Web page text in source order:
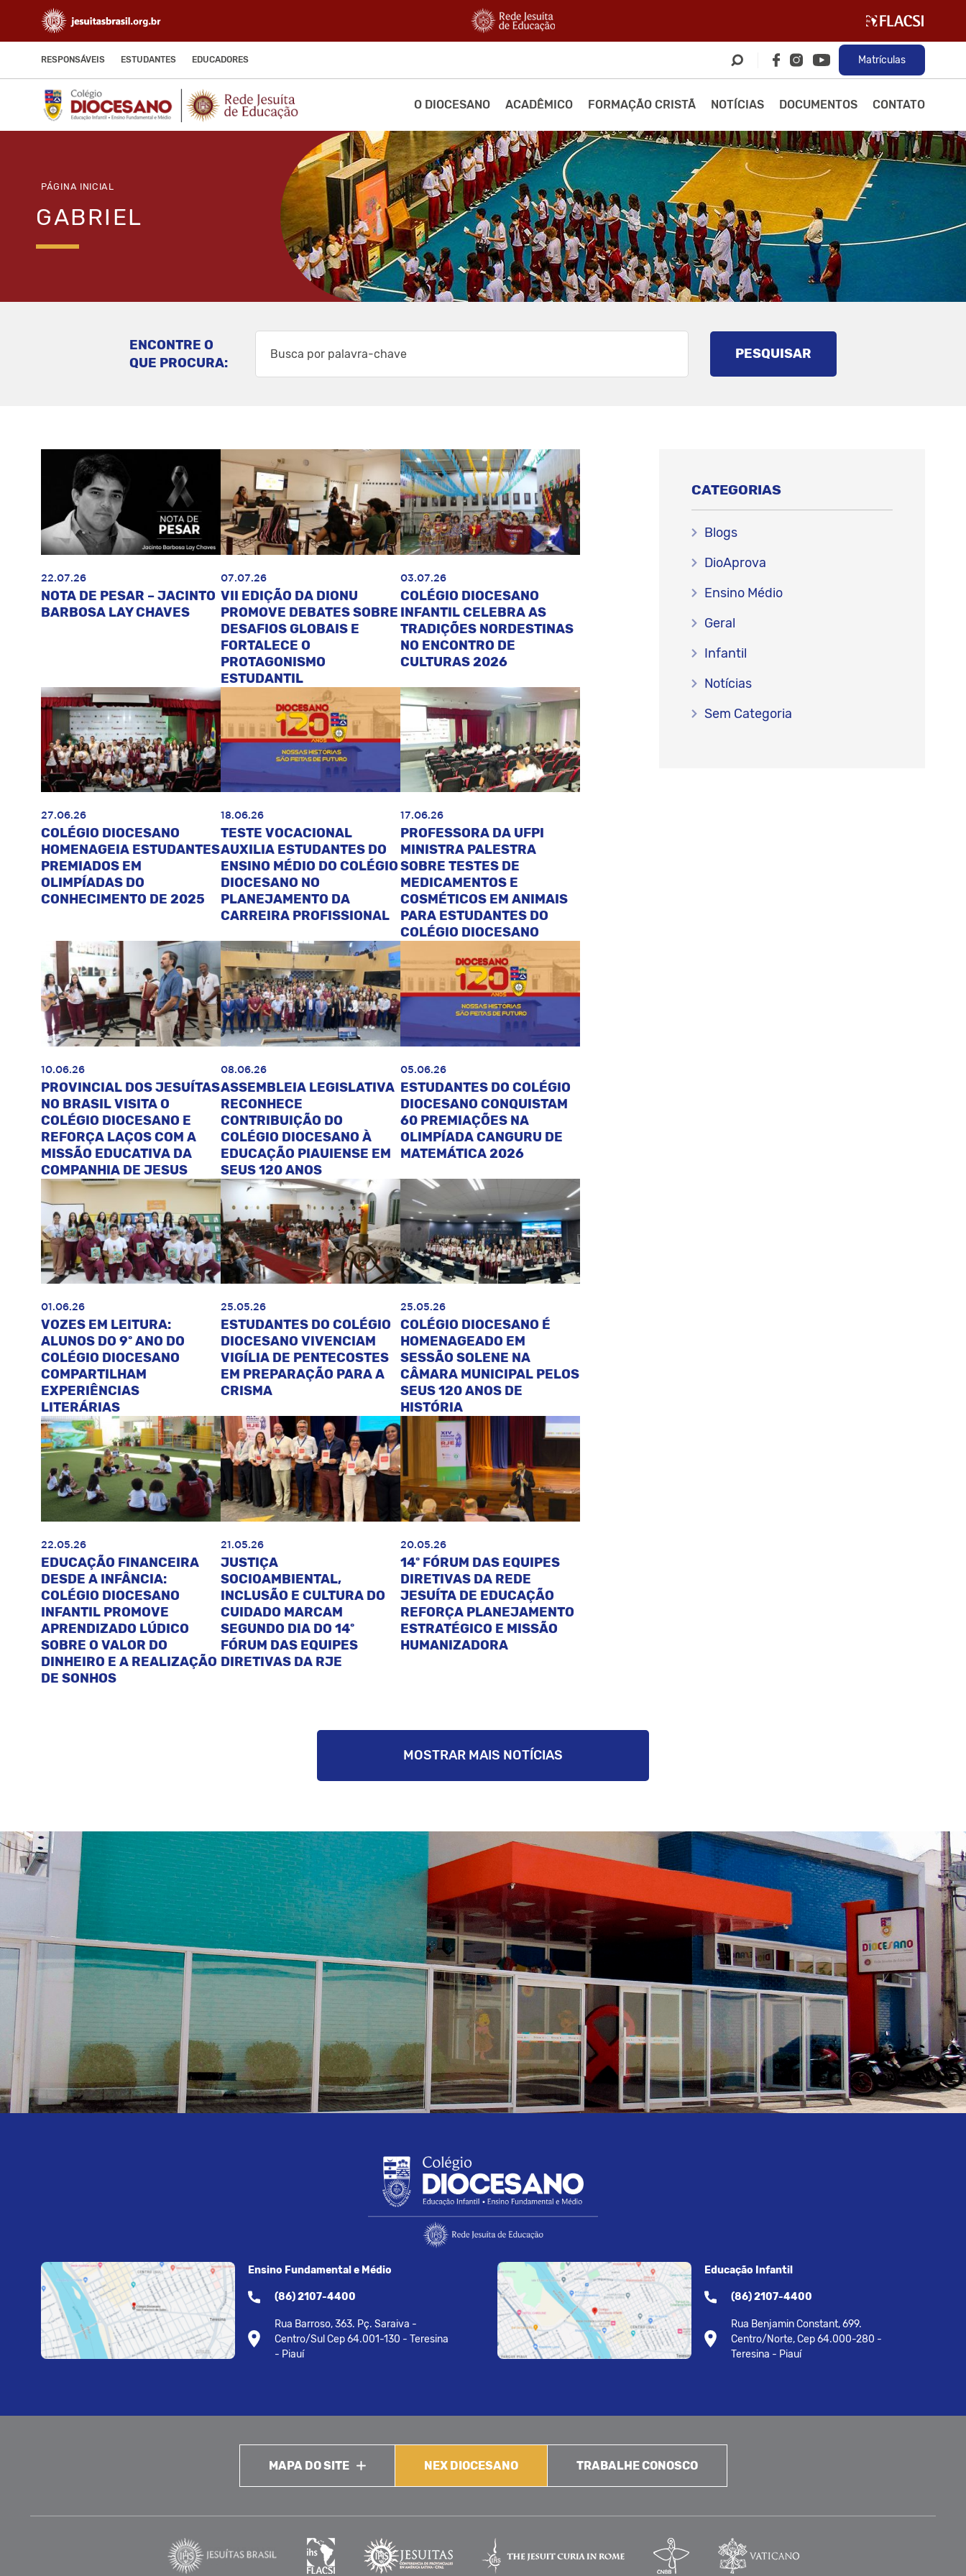
RESPONSÁVEIS ESTUDANTES EDUCADORES Matrículas
O DIOCESANO ACADÊMICO FORMAÇÃO CRISTÃ NOTÍCIAS DOCUMENTOS CONTATO
PÁGINA INICIAL
GABRIEL
ENCONTRE O
QUE PROCURA:
PESQUISAR
22.07.26
NOTA DE PESAR – JACINTO
BARBOSA LAY CHAVES
07.07.26
VII EDIÇÃO DA DIONU
PROMOVE DEBATES SOBRE
DESAFIOS GLOBAIS E
FORTALECE O
PROTAGONISMO
ESTUDANTIL
03.07.26
COLÉGIO DIOCESANO
INFANTIL CELEBRA AS
TRADIÇÕES NORDESTINAS
NO ENCONTRO DE
CULTURAS 2026
27.06.26
COLÉGIO DIOCESANO
HOMENAGEIA ESTUDANTES
PREMIADOS EM
OLIMPÍADAS DO
CONHECIMENTO DE 2025
18.06.26
TESTE VOCACIONAL
AUXILIA ESTUDANTES DO
ENSINO MÉDIO DO COLÉGIO
DIOCESANO NO
PLANEJAMENTO DA
CARREIRA PROFISSIONAL
17.06.26
PROFESSORA DA UFPI
MINISTRA PALESTRA
SOBRE TESTES DE
MEDICAMENTOS E
COSMÉTICOS EM ANIMAIS
PARA ESTUDANTES DO
COLÉGIO DIOCESANO
10.06.26
PROVINCIAL DOS JESUÍTAS
NO BRASIL VISITA O
COLÉGIO DIOCESANO E
REFORÇA LAÇOS COM A
MISSÃO EDUCATIVA DA
COMPANHIA DE JESUS
08.06.26
ASSEMBLEIA LEGISLATIVA
RECONHECE
CONTRIBUIÇÃO DO
COLÉGIO DIOCESANO À
EDUCAÇÃO PIAUIENSE EM
SEUS 120 ANOS
05.06.26
ESTUDANTES DO COLÉGIO
DIOCESANO CONQUISTAM
60 PREMIAÇÕES NA
OLIMPÍADA CANGURU DE
MATEMÁTICA 2026
01.06.26
VOZES EM LEITURA:
ALUNOS DO 9º ANO DO
COLÉGIO DIOCESANO
COMPARTILHAM
EXPERIÊNCIAS
LITERÁRIAS
25.05.26
ESTUDANTES DO COLÉGIO
DIOCESANO VIVENCIAM
VIGÍLIA DE PENTECOSTES
EM PREPARAÇÃO PARA A
CRISMA
25.05.26
COLÉGIO DIOCESANO É
HOMENAGEADO EM
SESSÃO SOLENE NA
CÂMARA MUNICIPAL PELOS
SEUS 120 ANOS DE
HISTÓRIA
22.05.26
EDUCAÇÃO FINANCEIRA
DESDE A INFÂNCIA:
COLÉGIO DIOCESANO
INFANTIL PROMOVE
APRENDIZADO LÚDICO
SOBRE O VALOR DO
DINHEIRO E A REALIZAÇÃO
DE SONHOS
21.05.26
JUSTIÇA
SOCIOAMBIENTAL,
INCLUSÃO E CULTURA DO
CUIDADO MARCAM
SEGUNDO DIA DO 14º
FÓRUM DAS EQUIPES
DIRETIVAS DA RJE
20.05.26
14º FÓRUM DAS EQUIPES
DIRETIVAS DA REDE
JESUÍTA DE EDUCAÇÃO
REFORÇA PLANEJAMENTO
ESTRATÉGICO E MISSÃO
HUMANIZADORA
CATEGORIAS
Blogs
DioAprova
Ensino Médio
Geral
Infantil
Notícias
Sem Categoria
MOSTRAR MAIS NOTÍCIAS
Ensino Fundamental e Médio
(86) 2107-4400
Rua Barroso, 363. Pç. Saraiva -
Centro/Sul Cep 64.001-130 - Teresina
- Piauí
Educação Infantil
(86) 2107-4400
Rua Benjamin Constant, 699.
Centro/Norte, Cep 64.000-280 -
Teresina - Piauí
MAPA DO SITE NEX DIOCESANO TRABALHE CONOSCO